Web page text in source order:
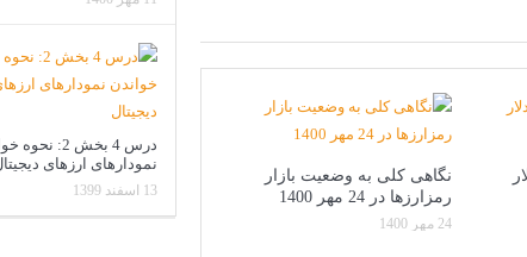
دلار
نگاهی کلی به وضعیت بازار
رمزارزها در 24 مهر 1400
24 مهر 1400
درس 4 بخش 2:
نمودارهای ارزهای
13 اسفند 1399